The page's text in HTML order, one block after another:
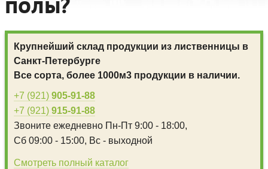
полы?
Крупнейший склад продукции из лиственницы в
Санкт-Петербурге
Все сорта, более 1000м3 продукции в наличии.
+7 (921) 905-91-88
+7 (921) 915-91-88
Звоните ежедневно Пн-Пт 9:00 - 18:00,
Сб 09:00 - 15:00, Вс - выходной
Смотреть полный каталог